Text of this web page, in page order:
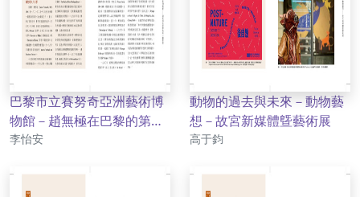
巴黎市立賽努奇亞洲藝術博
物館－趙無極在巴黎的第一
個舞臺
作者
李怡安
動物的過去與未來－動物藝
想－故宮新媒體曁藝術展
作者
高于鈞